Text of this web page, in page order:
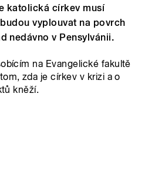
katolická církev musí
vyplouvat na povrch
nedávno v Pensylvánii.
na Evangelické fakultě
zda je církev v krizi a o
kněží.